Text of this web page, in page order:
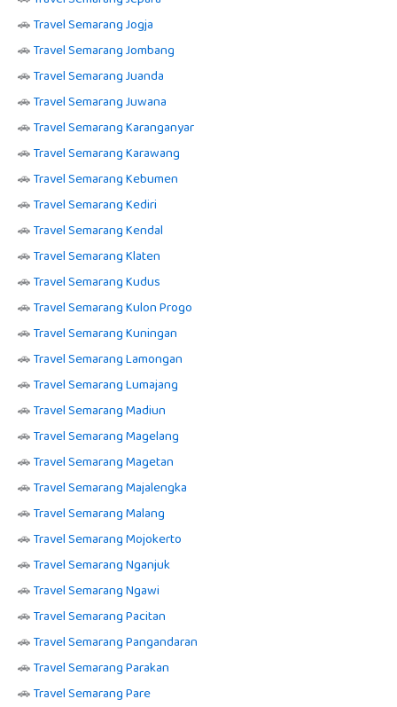
🚗Travel Semarang Jogja
🚗Travel Semarang Jombang
🚗Travel Semarang Juanda
🚗Travel Semarang Juwana
🚗Travel Semarang Karanganyar
🚗Travel Semarang Karawang
🚗Travel Semarang Kebumen
🚗Travel Semarang Kediri
🚗Travel Semarang Kendal
🚗Travel Semarang Klaten
🚗Travel Semarang Kudus
🚗Travel Semarang Kulon Progo
🚗Travel Semarang Kuningan
🚗Travel Semarang Lamongan
🚗Travel Semarang Lumajang
🚗Travel Semarang Madiun
🚗Travel Semarang Magelang
🚗Travel Semarang Magetan
🚗Travel Semarang Majalengka
🚗Travel Semarang Malang
🚗Travel Semarang Mojokerto
🚗Travel Semarang Nganjuk
🚗Travel Semarang Ngawi
🚗Travel Semarang Pacitan
🚗Travel Semarang Pangandaran
🚗Travel Semarang Parakan
🚗Travel Semarang Pare